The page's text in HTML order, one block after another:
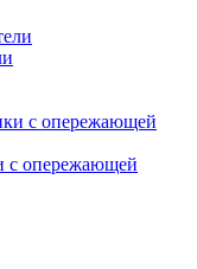
опережающей